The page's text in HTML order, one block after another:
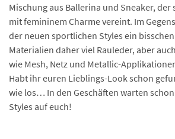
Mischung aus Ballerina und Sneaker,
mit femininem Charme vereint. Im
der neuen sportlichen Styles ein
Materialien daher viel Rauleder, aber
wie Mesh, Netz und Metallic-
Habt ihr euren Lieblings-Look schon
wie los… In den Geschäften warten
Styles auf euch!